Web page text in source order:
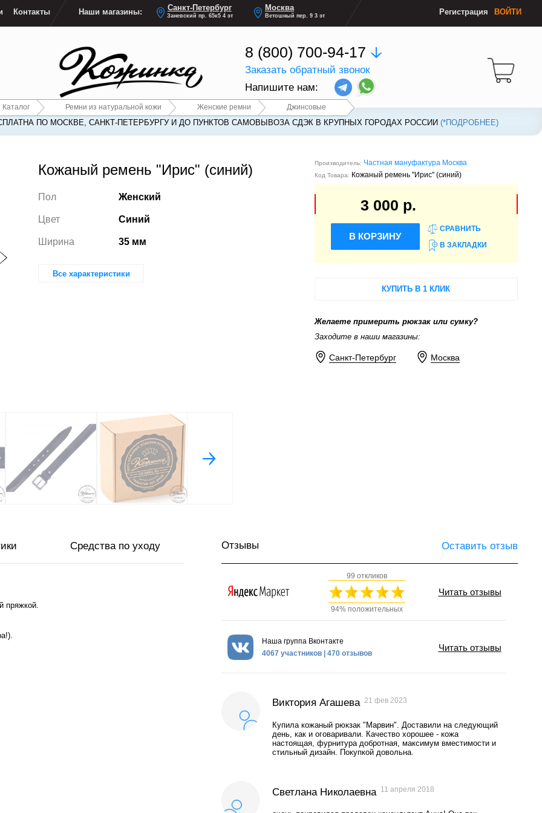
Контакты Наши магазины: Санкт-Петербург
Заневский пр. 65к5 4 эт
Москва
Ветошный пер. 9 3 эт Регистрация ВОЙТИ
8 (800) 700-94-17
Заказать обратный звонок
Напишите нам:
Каталог Ремни из натуральной кожи Женские ремни Джинсовые
ПО МОСКВЕ, САНКТ-ПЕТЕРБУРГУ И ДО ПУНКТОВ САМОВЫВОЗА СДЭК В КРУПНЫХ ГОРОДАХ РОССИИ (*ПОДРОБНЕЕ)
ПО МОСКВЕ, САНКТ-ПЕТЕРБУРГУ И ДО ПУНКТОВ САМОВЫВОЗА СДЭК В КРУПНЫХ ГОРОДАХ РОССИИ (*ПОДРОБНЕЕ)
Кожаный ремень "Ирис" (синий)
Пол Женский
Цвет Синий
Ширина 35 мм
Все характеристики
Производитель: Частная мануфактура Москва
Код Товара: Кожаный ремень "Ирис" (синий)
3 000 р.
В КОРЗИНУ
СРАВНИТЬ
В ЗАКЛАДКИ
КУПИТЬ В 1 КЛИК
Желаете примерить рюкзак или сумку?
Заходите в наши магазины:
Санкт-Петербург Москва
Средства по уходу
пряжкой.
Отзывы Оставить отзыв
99 откликов
94% положительных
Читать отзывы
Наша группа Вконтакте
4067 участников | 470 отзывов
Читать отзывы
Виктория Агашева 21 фев 2023
Купила кожаный рюкзак "Марвин". Доставили на следующий
день, как и оговаривали. Качество хорошее - кожа
настоящая, фурнитура добротная, максимум вместимости и
стильный дизайн. Покупкой довольна.
Светлана Николаевна 11 апреля 2018